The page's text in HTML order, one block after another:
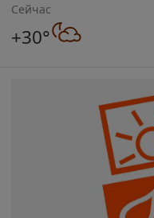
Сейчас
+30°